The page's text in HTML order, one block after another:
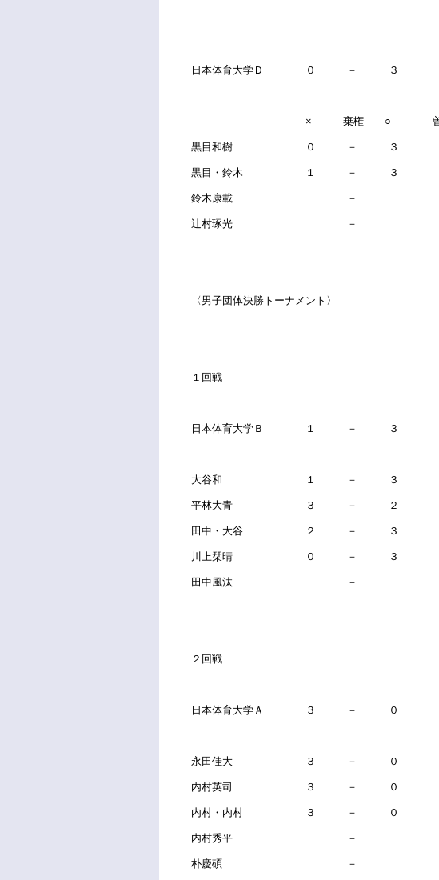
日本体育大学Ｄ ０ － ３ 愛知
× 棄権 ○ 曽
黒目和樹 ０ － ３ 横
黒目・鈴木 １ － ３ 曽根
鈴木康載 － 中
辻村琢光 － 加
〈男子団体決勝トーナメント〉
１回戦
日本体育大学Ｂ １ － ３ 駒澤
大谷和 １ － ３ 中
平林大青 ３ － ２ 橋
田中・大谷 ２ － ３ 二木
川上栞晴 ０ － ３ 二
田中風汰 － 上
２回戦
日本体育大学Ａ ３ － ０ 法政
永田佳大 ３ － ０ 天
内村英司 ３ － ０ 盛
内村・内村 ３ － ０ 谷
内村秀平 －
朴慶碩 － 松